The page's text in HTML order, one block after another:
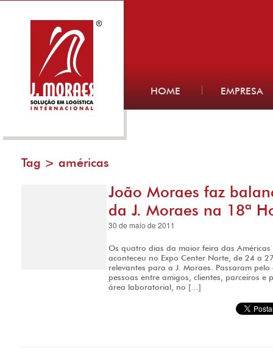
HOME EMPRESA
Tag > américas
João Moraes faz
da J. Moraes na 18ª
30 de maio de 2011
Os quatro dias da maior feira das
aconteceu no Expo Center Norte, de 24 a
relevantes para a J. Moraes. Passaram
pessoas entre amigos, clientes, parceiros e
área laboratorial, no […]